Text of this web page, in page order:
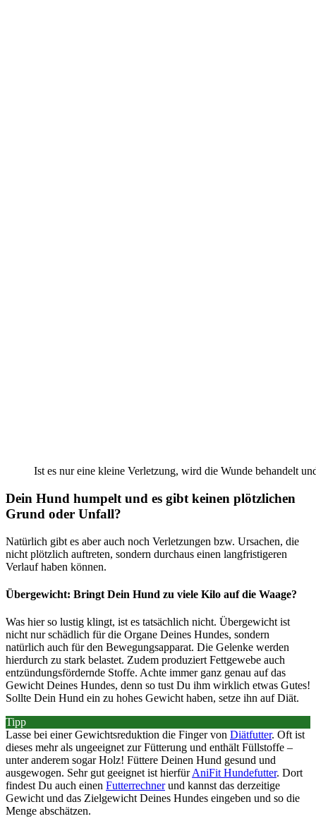
Ist es nur eine kleine Verletzung, wird die Wunde behandelt
Dein Hund humpelt und es gibt keinen plötzlichen
Grund oder Unfall?
Natürlich gibt es aber auch noch Verletzungen bzw. Ursachen, die
nicht plötzlich auftreten, sondern durchaus einen langfristigeren
Verlauf haben können.
Übergewicht: Bringt Dein Hund zu viele Kilo auf die Waage?
Was hier so lustig klingt, ist es tatsächlich nicht. Übergewicht ist
nicht nur schädlich für die Organe Deines Hundes, sondern
natürlich auch für den Bewegungsapparat. Die Gelenke werden
hierdurch zu stark belastet. Zudem produziert Fettgewebe auch
entzündungsfördernde Stoffe. Achte immer ganz genau auf das
Gewicht Deines Hundes, denn so tust Du ihm wirklich etwas Gutes!
Sollte Dein Hund ein zu hohes Gewicht haben, setze ihn auf Diät.
Tipp
Lasse bei einer Gewichtsreduktion die Finger von Diätfutter. Oft ist
dieses mehr als ungeeignet zur Fütterung und enthält Füllstoffe –
unter anderem sogar Holz! Füttere Deinen Hund gesund und
ausgewogen. Sehr gut geeignet ist hierfürAniFit Hundefutter. Dort
findest Du auch einen Futterrechnerund kannst das derzeitige
Gewicht und das Zielgewicht Deines Hundes eingeben und so die
Menge abschätzen.